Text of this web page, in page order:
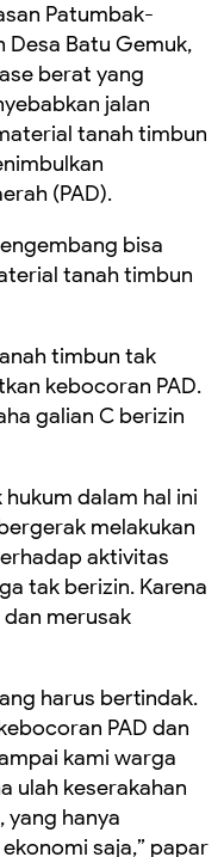
Patumbak-
Desa Batu Gemuk,
berat yang
jalan
tanah timbun
(PAD).
bisa
tanah timbun
timbun tak
kebocoran PAD.
galian C berizin
dalam hal ini
melakukan
aktivitas
tak berizin. Karena
merusak
harus bertindak.
PAD dan
kami warga
ulah keserakahan
yang hanya
saja,” papar